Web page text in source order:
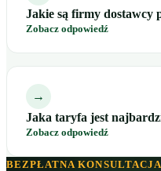
Jakie są firmy dostawcy
Zobacz odpowiedź
→
Jaka taryfa jest
Zobacz odpowiedź
BEZPŁATNA KONSULTACJA